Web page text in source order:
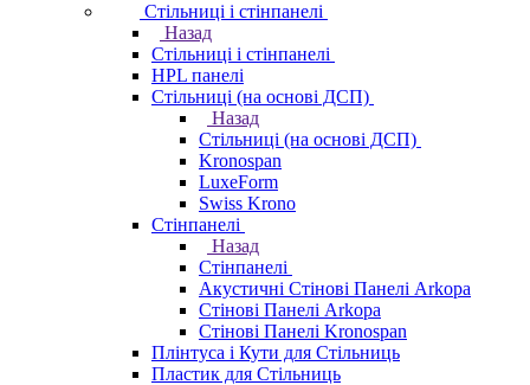
Стільниці і стінпанелі
Назад
Стільниці і стінпанелі
HPL панелі
Стільниці (на основі ДСП)
Назад
Стільниці (на основі ДСП)
Kronospan
LuxeForm
Swiss Krono
Стінпанелі
Назад
Стінпанелі
Акустичні Стінові Панелі Аrkopa
Стінові Панелі Arkopa
Стінові Панелі Kronospan
Плінтуса і Кути для Стільниць
Пластик для Стільниць